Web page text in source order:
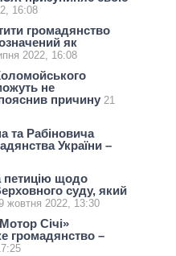
16:08
громадянство
як
2022, 16:08
не
причину 21
та Рабіновича
України –
петицію щодо
суду, який
жовтня 2022, 13:30
Січі»
громадянство –